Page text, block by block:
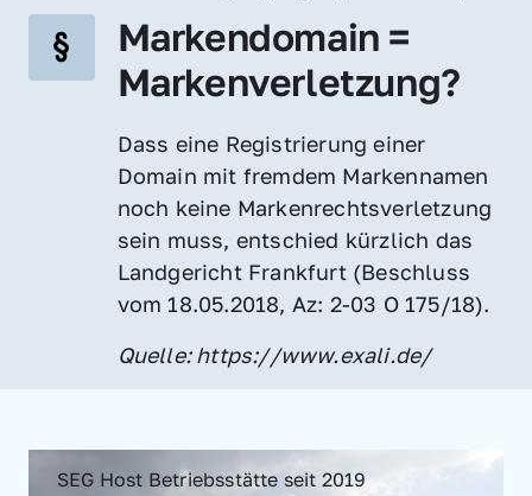
Markendomain =
Markenverletzung?
Dass eine Registrierung einer
Domain mit fremdem Markennamen
noch keine Markenrechtsverletzung
sein muss, entschied kürzlich das
Landgericht Frankfurt (Beschluss
vom 18.05.2018, Az: 2-03 O 175/18).
Quelle: https://www.exali.de/
SEG Host Betriebsstätte seit 2019